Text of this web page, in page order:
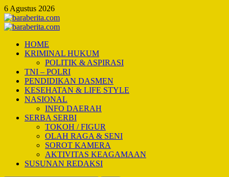
Skip
to
content
6 Agustus 2026
Primary
HOME
KRIMINAL HUKUM
POLITIK & ASPIRASI
TNI – POLRI
PENDIDIKAN DASMEN
KESEHATAN & LIFE STYLE
NASIONAL
INFO DAERAH
SERBA SERBI
TOKOH / FIGUR
OLAH RAGA & SENI
SOROT KAMERA
AKTIVITAS KEAGAMAAN
SUSUNAN REDAKSI